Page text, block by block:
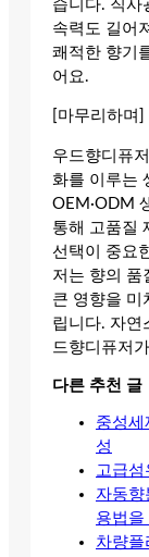
습니다. 직사
속력도 길어
쾌적한 향기
어요.
[마무리하며]
우드향디퓨
화를 이루는
OEM·ODM
통해 고품질
선택이 중요
저는 향의 품
큰 영향을 미
립니다. 자연
드향디퓨저
다른 추천 글
중성세
성
고급섬
자동향
용법을
차량플